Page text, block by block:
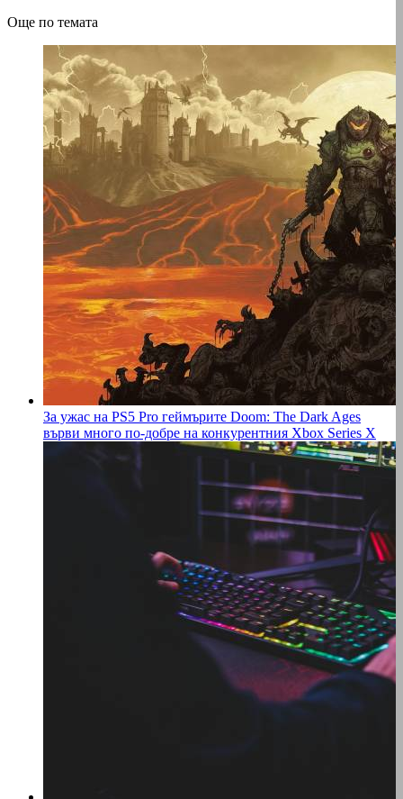
Още по темата
За ужас на PS5 Pro геймърите Doom: The Dark Ages
върви много по-добре на конкурентния Xbox Series X